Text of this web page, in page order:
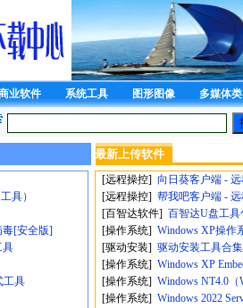
业软件 系统工具 图形图像 多媒体类
具）
毒[安全版]
具
工具
最新上传软件
[远程操控] 向日葵客户端 -
[远程操控] 帮我吧客户端 -
[百智达软件] 百智达U盘工
[操作系统] Windows XP操作
[驱动安装] 驱动安装工具合集
[操作系统] Windows XP
[操作系统] Windows NT4.0
[操作系统] Windows 2022